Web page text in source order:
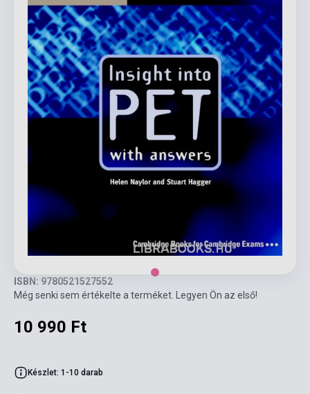
ISBN: 9780521527552
Még senki sem értékelte a terméket. Legyen Ön az első!
10 990 Ft
Készlet: 1-10 darab